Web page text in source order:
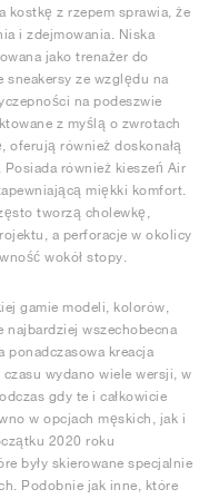
kostkę z rzepem sprawia, że
i zdejmowania. Niska
jako trenażer do
sneakersy ze względu na
na podeszwie
z myślą o zwrotach
oferują również doskonałą
również kieszeń Air
miękki komfort.
tworzą cholewkę,
a perforacje w okolicy
wokół stopy.
gamie modeli, kolorów,
najbardziej wszechobecna
kreacja
wydano wiele wersji, w
gdy te i całkowicie
w opcjach męskich, jak i
2020 roku
były skierowane specjalnie
Podobnie jak inne, które